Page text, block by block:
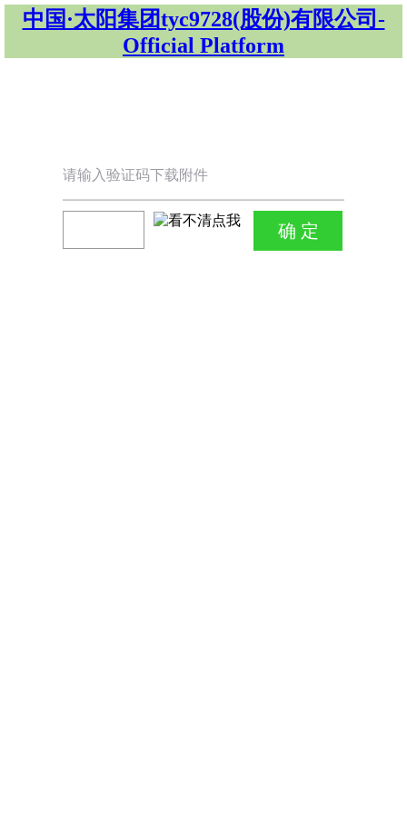
中国·太阳集团tyc9728(股份)有限公司-
Official Platform
请输入验证码下载附件